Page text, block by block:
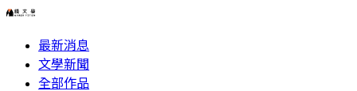
最新消息
文學新聞
全部作品